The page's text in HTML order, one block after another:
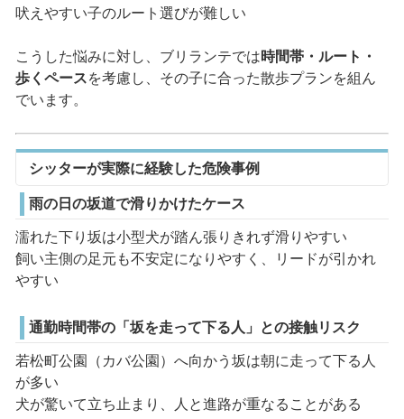
吠えやすい子のルート選びが難しい
こうした悩みに対し、ブリランテでは時間帯・ルート・
歩くペースを考慮し、その子に合った散歩プランを組ん
でいます。
シッターが実際に経験した危険事例
雨の日の坂道で滑りかけたケース
濡れた下り坂は小型犬が踏ん張りきれず滑りやすい
飼い主側の足元も不安定になりやすく、リードが引かれ
やすい
通勤時間帯の「坂を走って下る人」との接触リスク
若松町公園（カバ公園）へ向かう坂は朝に走って下る人
が多い
犬が驚いて立ち止まり、人と進路が重なることがある